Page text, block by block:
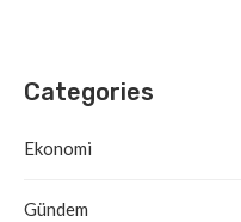
Categories
Ekonomi
Gündem